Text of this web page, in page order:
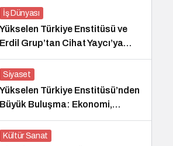
İş Dünyası
Yükselen Türkiye Enstitüsü ve
Erdil Grup’tan Cihat Yaycı’ya
Anlamlı Ziyaret
Siyaset
Yükselen Türkiye Enstitüsü’nden
Büyük Buluşma: Ekonomi,
Güvenlik Politikaları ve Hukuk
Konferansı
Kültür Sanat